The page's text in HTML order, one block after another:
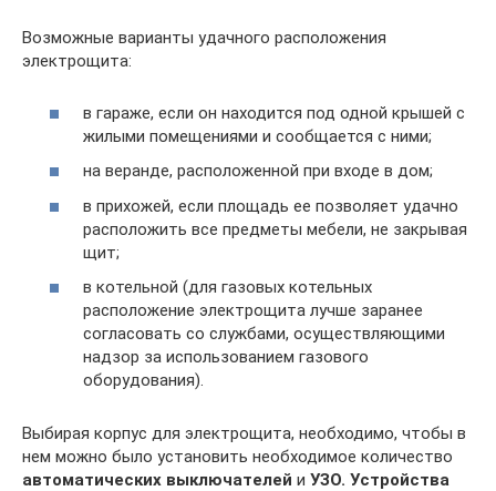
Возможные варианты удачного расположения
электрощита:
в гараже, если он находится под одной крышей с
жилыми помещениями и сообщается с ними;
на веранде, расположенной при входе в дом;
в прихожей, если площадь ее позволяет удачно
расположить все предметы мебели, не закрывая
щит;
в котельной (для газовых котельных
расположение электрощита лучше заранее
согласовать со службами, осуществляющими
надзор за использованием газового
оборудования).
Выбирая корпус для электрощита, необходимо, чтобы в
нем можно было установить необходимое количество
автоматических выключателей и УЗО. Устройства